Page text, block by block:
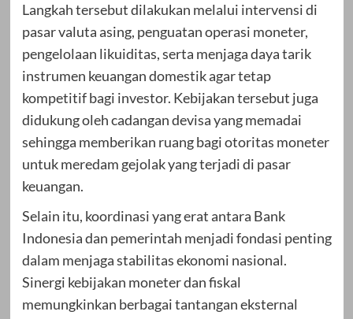
Langkah tersebut dilakukan melalui intervensi di
pasar valuta asing, penguatan operasi moneter,
pengelolaan likuiditas, serta menjaga daya tarik
instrumen keuangan domestik agar tetap
kompetitif bagi investor. Kebijakan tersebut juga
didukung oleh cadangan devisa yang memadai
sehingga memberikan ruang bagi otoritas moneter
untuk meredam gejolak yang terjadi di pasar
keuangan.
Selain itu, koordinasi yang erat antara Bank
Indonesia dan pemerintah menjadi fondasi penting
dalam menjaga stabilitas ekonomi nasional.
Sinergi kebijakan moneter dan fiskal
memungkinkan berbagai tantangan eksternal